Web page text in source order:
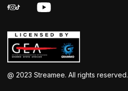
@ 2023 Streamee. All rights reserved.